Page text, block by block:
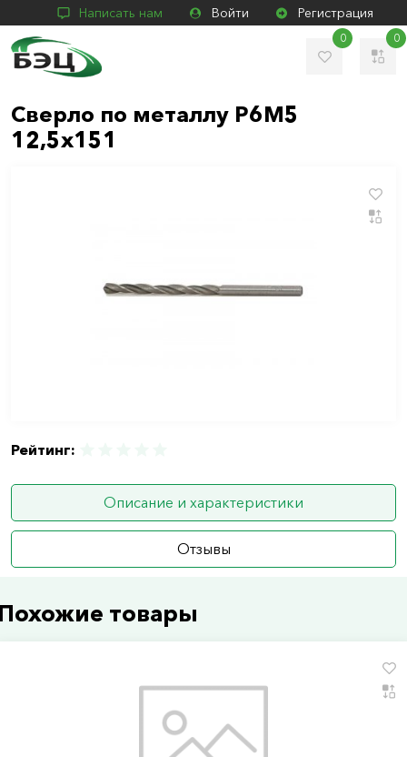
Написать нам Войти Регистрация
0 0
Сверло по металлу Р6М5
12,5х151
Рейтинг:
Описание и характеристики
Отзывы
товары